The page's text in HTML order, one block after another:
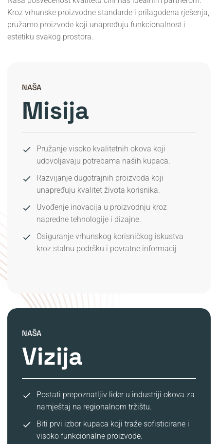
Kroz vrhunske proizvodne standarde i prilagođena rješenja,
pružamo proizvode koji unapređuju funkcionalnost i
estetiku svakog prostora.
NAŠA
Misija
Pružanje visoko kvalitetnih okova koji
udovoljavaju potrebama naših kupaca.
Razvijanje dugotrajnih proizvoda koji
unapređuju kvalitet života korisnika.
Uvođenje inovacija u proizvodnju kroz
napredne tehnologije i dizajne.
Osiguranje vrhunskog korisničkog iskustva
kroz stalnu podršku i povratne informacij
NAŠA
Vizija
Postati prepoznatljiv lider u industriji okova za
namještaj na regionalnom tržištu.
Biti prvi izbor kupaca koji traže sofisticirane i
visoko funkcionalne proizvode.